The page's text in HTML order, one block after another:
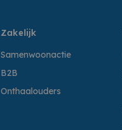
Zakelijk
Samenwoonactie
B2B
Onthaalouders